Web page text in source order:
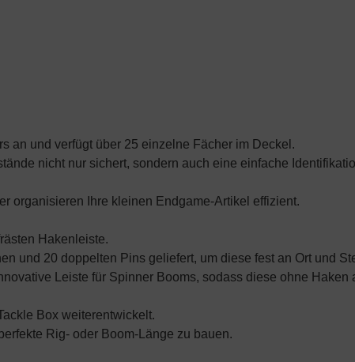
an und verfügt über 25 einzelne Fächer im Deckel.
nicht nur sichert, sondern auch eine einfache
organisieren Ihre kleinen Endgame-Artikel effizient.
Hakenleiste.
und 20 doppelten Pins geliefert, um diese fest an Ort und
Leiste für Spinner Booms, sodass diese ohne Haken
Box weiterentwickelt.
Rig- oder Boom-Länge zu bauen.